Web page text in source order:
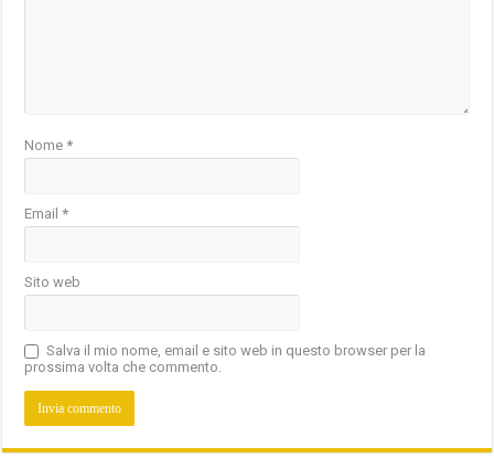
Nome*
Email*
Sito web
Salva il mio nome, email e sito web in questo browser per la
prossima volta che commento.